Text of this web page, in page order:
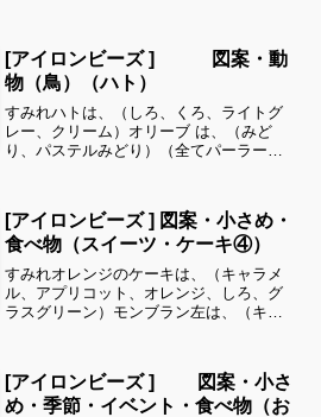
ろ、くろ、あおみどり、ダークグレー）
全てパーラービーズを使用しま...
[アイロンビーズ ] 図案・動
物（鳥）（ハト）
すみれハトは、（しろ、くろ、ライトグ
レー、クリーム）オリーブ は、（みど
り、パステルみどり）（全てパーラービ
ーズ別に図案を見ることができます！お
時間がありましたら、他の...
[アイロンビーズ ] 図案・小さめ・
食べ物（スイーツ・ケーキ④）
すみれオレンジのケーキは、（キャラメ
ル、アプリコット、オレンジ、しろ、グ
ラスグリーン）モンブラン左は、（キャ
しろ、キャラメル、ダークグレー、はい
いろ）イチゴのタルトは、...
[アイロンビーズ ] 図案・小さ
め・季節・イベント・食べ物（お